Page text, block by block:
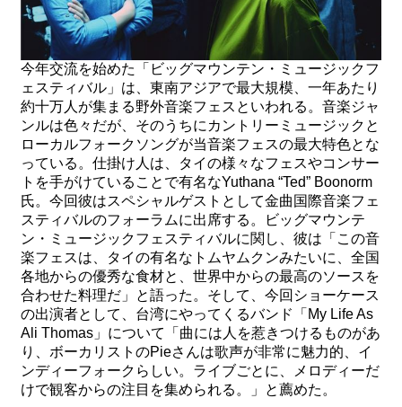
今年交流を始めた「ビッグマウンテン・ミュージックフ
ェスティバル」は、東南アジアで最大規模、一年あたり
約十万人が集まる野外音楽フェスといわれる。音楽ジャ
ンルは色々だが、そのうちにカントリーミュージックと
ローカルフォークソングが当音楽フェスの最大特色とな
っている。仕掛け人は、タイの様々なフェスやコンサー
トを手がけていることで有名なYuthana “Ted” Boonorm
氏。今回彼はスペシャルゲストとして金曲国際音楽フェ
スティバルのフォーラムに出席する。ビッグマウンテ
ン・ミュージックフェスティバルに関し、彼は「この音
楽フェスは、タイの有名なトムヤムクンみたいに、全国
各地からの優秀な食材と、世界中からの最高のソースを
合わせた料理だ」と語った。そして、今回ショーケース
の出演者として、台湾にやってくるバンド「My Life As
Ali Thomas」について「曲には人を惹きつけるものがあ
り、ボーカリストのPieさんは歌声が非常に魅力的、イ
ンディーフォークらしい。ライブごとに、メロディーだ
けで観客からの注目を集められる。」と薦めた。